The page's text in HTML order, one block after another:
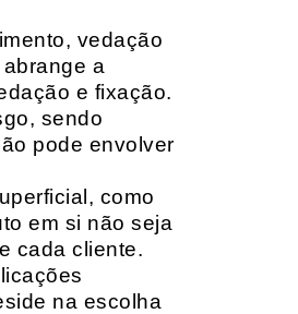
vedação
a
e fixação.
sendo
pode envolver
como
em si não seja
cada cliente.
na escolha